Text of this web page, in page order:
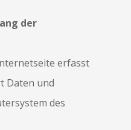
der
erfasst
Daten und
des